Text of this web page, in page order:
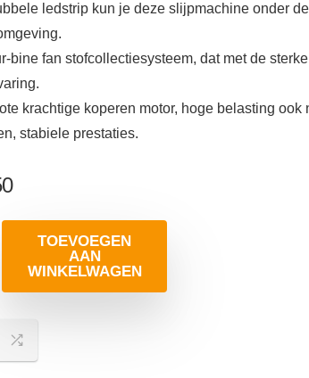
ledstrip kun je deze slijpmachine onder
bine fan stofcollectiesysteem, dat met de
krachtige koperen motor, hoge belasting ook
stabiele prestaties.
TOEVOEGEN
AAN
WINKELWAGEN